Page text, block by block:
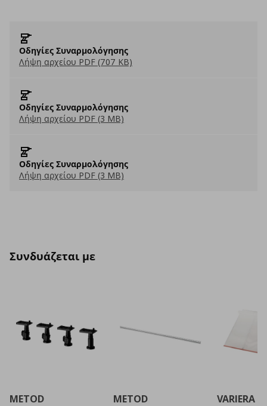
Οδηγίες Συναρμολόγησης
Λήψη αρχείου PDF (707 KB)
Οδηγίες Συναρμολόγησης
Λήψη αρχείου PDF (3 MB)
Οδηγίες Συναρμολόγησης
Λήψη αρχείου PDF (3 MB)
Συνδυάζεται με
METOD
METOD
VARIERA